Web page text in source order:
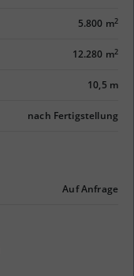
5.800 m2
12.280 m2
10,5 m
nach Fertigstellung
Auf Anfrage